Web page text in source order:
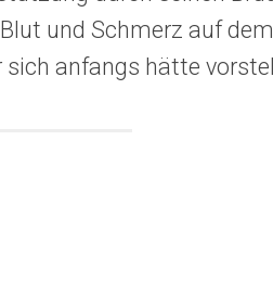
und Schmerz auf
sich anfangs hätte